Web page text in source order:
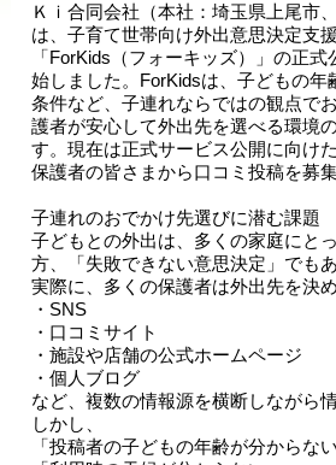
Ｋｉ合同会社（本社：埼玉県上尾市
は、子育て世帯向け外出意思決定支
「ForKids（フォーキッズ）」の正
始しました。ForKidsは、子どもの年
条件など、子連れならではの観点で
護者が安心して外出先を選べる環境
す。現在は正式サービス公開に向け
保護者の皆さまから口コミ投稿を募集
子連れのおでかけ先選びに潜む課題
子どもとの外出は、多くの家庭にと
方、「失敗できない意思決定」でもあ
実際に、多くの保護者は外出先を決め
・SNS
・口コミサイト
・施設や店舗の公式ホームページ
・個人ブログ
など、複数の情報源を横断しながら
しかし、
「投稿者の子どもの年齢が分からない